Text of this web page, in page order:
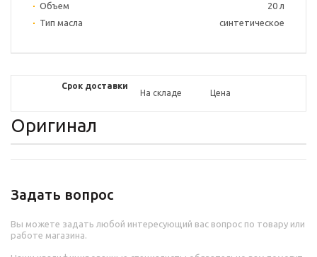
Объем
20 л
Тип масла
синтетическое
Срок доставки
На складе Цена
Оригинал
Задать вопрос
Вы можете задать любой интересующий вас вопрос по товару или
работе магазина.